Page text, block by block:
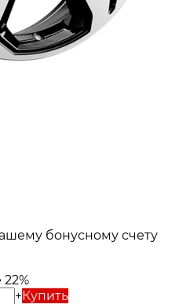
бонусному счету
+Купить